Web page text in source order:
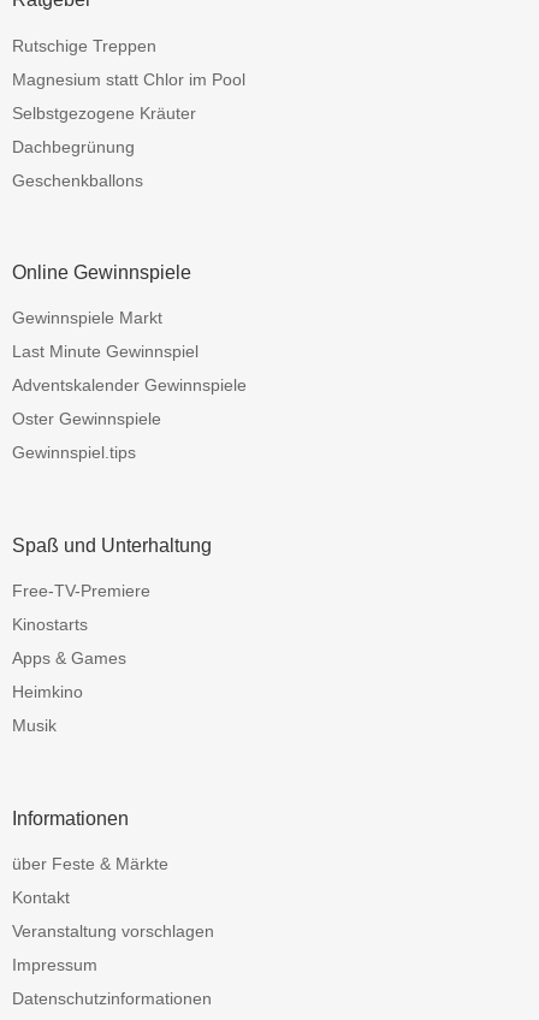
Rutschige Treppen
Magnesium statt Chlor im Pool
Selbstgezogene Kräuter
Dachbegrünung
Geschenkballons
Online Gewinnspiele
Gewinnspiele Markt
Last Minute Gewinnspiel
Adventskalender Gewinnspiele
Oster Gewinnspiele
Gewinnspiel.tips
Spaß und Unterhaltung
Free-TV-Premiere
Kinostarts
Apps & Games
Heimkino
Musik
Informationen
über Feste & Märkte
Kontakt
Veranstaltung vorschlagen
Impressum
Datenschutzinformationen